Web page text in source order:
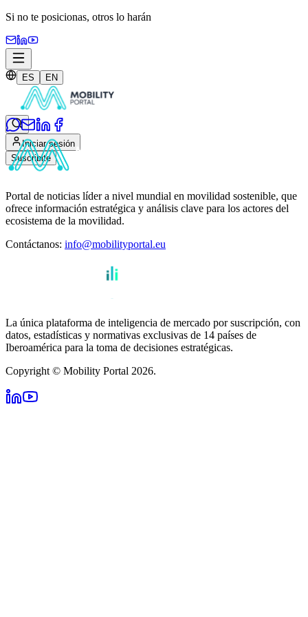
Si no te posicionas, otros lo harán
ES EN
Iniciar sesión
Suscribite
Portal de noticias líder a nivel mundial en movilidad sostenible, que
ofrece información estratégica y análisis clave para los actores del
ecosistema de la movilidad.
Contáctanos: info@mobilityportal.eu
La única plataforma de inteligencia de mercado por suscripción, con
datos, estadísticas y normativas exclusivas de 14 países de
Iberoamérica para la toma de decisiones estratégicas.
Copyright © Mobility Portal 2026.